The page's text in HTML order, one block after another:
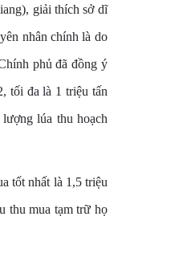
giải thích sở dĩ
nhân chính là do
phủ đã đồng ý
tối đa là 1 triệu tấn
lúa thu hoạch
tốt nhất là 1,5 triệu
thu mua tạm trữ họ